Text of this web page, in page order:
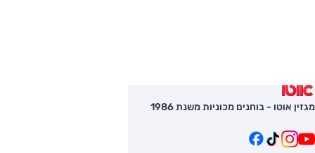
מגזין אוטו - בוחנים מכוניות משנת 1986